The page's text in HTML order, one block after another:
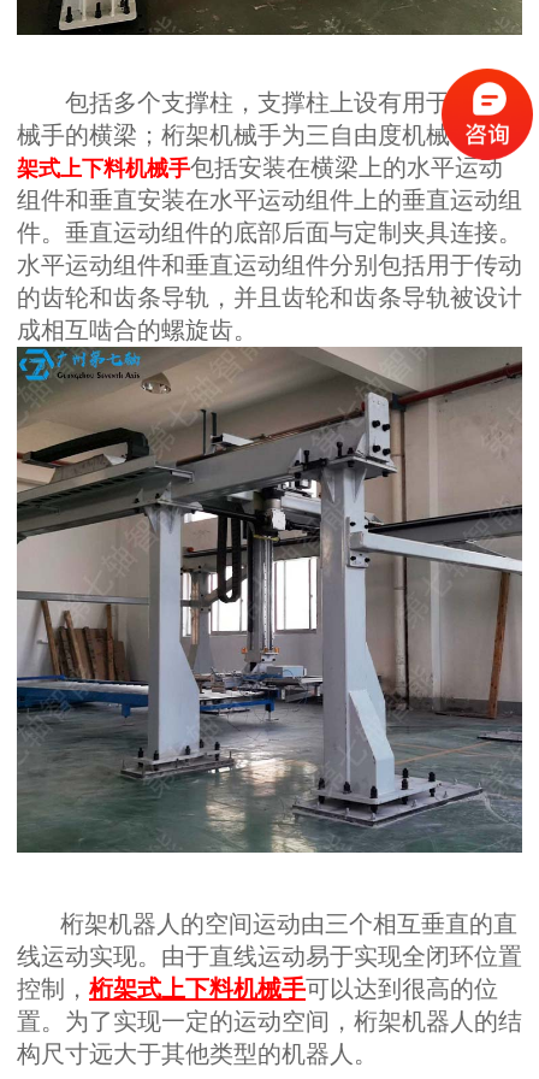
包括多个支撑柱，支撑柱上设有用于安装机
械手的横梁；桁架机械手为三自由度机械手；桁
架式上下料机械手包括安装在横梁上的水平运动
组件和垂直安装在水平运动组件上的垂直运动组
件。垂直运动组件的底部后面与定制夹具连接。
水平运动组件和垂直运动组件分别包括用于传动
的齿轮和齿条导轨，并且齿轮和齿条导轨被设计
成相互啮合的螺旋齿。
桁架机器人的空间运动由三个相互垂直的直
线运动实现。由于直线运动易于实现全闭环位置
控制， 桁架式上下料机械手可以达到很高的位
置。为了实现一定的运动空间，桁架机器人的结
构尺寸远大于其他类型的机器人。